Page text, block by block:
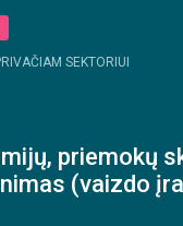
SEKTORIUI
priemokų
(vaizdo